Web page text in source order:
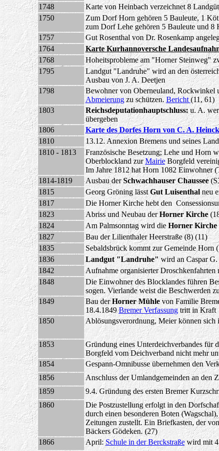
1748
Karte von Heinbach verzeichnet 8
1750
Zum Dorf Horn gehören 5 Bauleute, 1
zum Dorf Lehe gehören 5 Bauleute und 8
1757
Gut Rosenthal von Dr. Rosenkamp
1764
Karte Kurhannoversche
1768
Hoheitsprobleme am "Horner Steinweg"
1795
Landgut "Landruhe" wird an den
Ausbau von J. A. Deetjen
1798
Bewohner von Oberneuland, Rockwinkel
Abmeierungzu schützen. Bericht(11, 61)
1803
Reichsdeputationhauptschluss:u. A.
übergeben
1806
Karte des Dorfes Horn von C. A.
1810
13.12. Annexion Bremens und seines
1810 - 1813
Französische Besetzung; Lehe und Horn
Oberblockland zurMairieBorgfeld
Im Jahre 1812 hat Horn 1082 Einwohner
1814-1819
Ausbau derSchwachhauser Chaussee
1815
Georg Gröning lässtGut Luisenthalneu
1817
Die Horner Kirche hebt den
1823
Abriss und Neubau derHorner Kirche
1824
Am Palmsonntag wird die Horner Kirche
1827
Bau der Lilienthaler Heerstraße (8) (11)
1835
Sebaldsbrück kommt zur Gemeinde Horn
1836
Landgut "Landruhe" wird an Caspar
1842
Aufnahme organisierter
1848
Die Einwohner des Blocklandes führen
sogen. Vierlande weist die Beschwerden
1849
Bau derHorner Mühlevon Familie
18.4.1849Bremer Verfassungtritt in Kraft
1850
Ablösungsverordnung, Meier können
1853
Gründung eines Unterdeichverbandes für
Borgfeld vom Deichverband nicht mehr
1854
Gespann-Omnibusse übernehmen den
1856
Anschluss der Umlandgemeinden an den
1859
9.4. Gründung des ersten Bremer
1860
Die Postzustellung erfolgt in den
durch einen besonderen Boten
Zeitungen zustellt. Ein Briefkasten, der
Bäckers Gödeken. (27)
1866
April:Schule in der Berckstraßewird mit 4